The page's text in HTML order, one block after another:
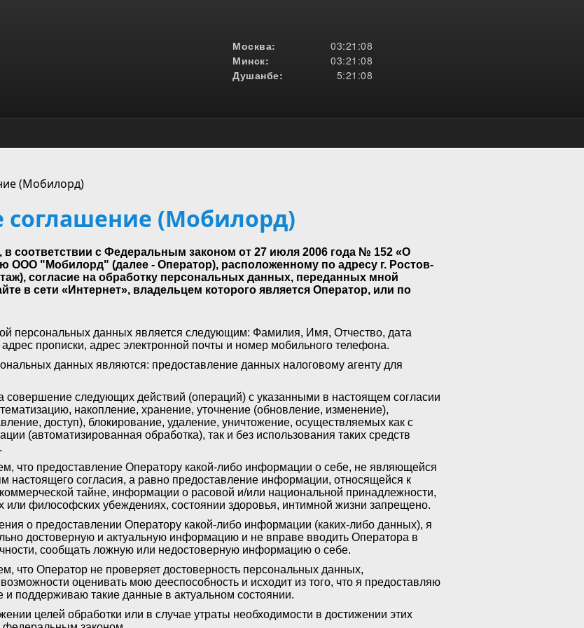
Москва:
03:21:08
Минск:
03:21:08
Душанбе:
5:21:08
(Мобилорд)
соглашение (Мобилорд)
соответствии с Федеральным законом от 27 июля 2006 года № 152 «О
ООО "Мобилорд" (далее - Оператор), расположенному по адресу г. Ростов-
согласие на обработку персональных данных, переданных мной
в сети «Интернет», владельцем которого является Оператор, или по
персональных данных является следующим: Фамилия, Имя, Отчество, дата
прописки, адрес электронной почты и номер мобильного телефона.
данных являются: предоставление данных налоговому агенту для
совершение следующих действий (операций) с указанными в настоящем согласии
накопление, хранение, уточнение (обновление, изменение),
доступ), блокирование, удаление, уничтожение, осуществляемых как с
(автоматизированная обработка), так и без использования таких средств
что предоставление Оператору какой-либо информации о себе, не являющейся
настоящего согласия, а равно предоставление информации, относящейся к
тайне, информации о расовой и/или национальной принадлежности,
или философских убеждениях, состоянии здоровья, интимной жизни запрещено.
о предоставлении Оператору какой-либо информации (каких-либо данных), я
достоверную и актуальную информацию и не вправе вводить Оператора в
сообщать ложную или недостоверную информацию о себе.
что Оператор не проверяет достоверность персональных данных,
оценивать мою дееспособность и исходит из того, что я предоставляю
поддерживаю такие данные в актуальном состоянии.
целей обработки или в случае утраты необходимости в достижении этих